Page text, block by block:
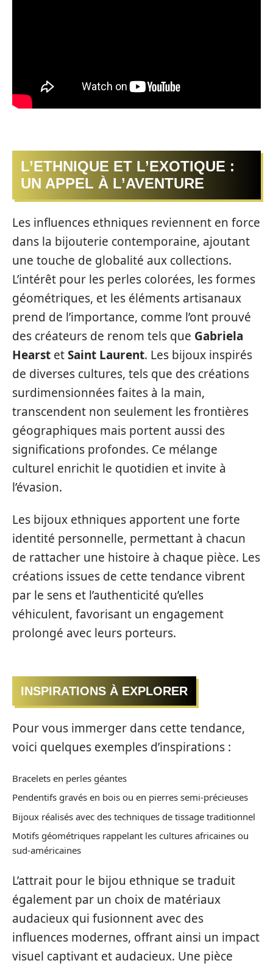
L’ETHNIQUE ET L’EXOTIQUE :
UN APPEL À L’AVENTURE
Les influences ethniques reviennent en force
dans la bijouterie contemporaine, ajoutant
une touche de globalité aux collections.
L’intérêt pour les perles colorées, les formes
géométriques, et les éléments artisanaux
prend de l’importance, comme l’ont prouvé
des créateurs de renom tels que Gabriela
Hearst etSaint Laurent. Les bijoux inspirés
de diverses cultures, tels que des créations
surdimensionnées faites à la main,
transcendent non seulement les frontières
géographiques mais portent aussi des
significations profondes. Ce mélange
culturel enrichit le quotidien et invite à
l’évasion.
Les bijoux ethniques apportent une forte
identité personnelle, permettant à chacun
de rattacher une histoire à chaque pièce. Les
créations issues de cette tendance vibrent
par le sens et l’authenticité qu’elles
véhiculent, favorisant un engagement
prolongé avec leurs porteurs.
INSPIRATIONS À EXPLORER
Pour vous immerger dans cette tendance,
voici quelques exemples d’inspirations :
Bracelets en perles géantes
Pendentifs gravés en bois ou en pierres semi-précieuses
Bijoux réalisés avec des techniques de tissage traditionnel
Motifs géométriques rappelant les cultures africaines ou
sud-américaines
L’attrait pour le bijou ethnique se traduit
également par un choix de matériaux
audacieux qui fusionnent avec des
influences modernes, offrant ainsi un impact
visuel captivant et audacieux. Une pièce